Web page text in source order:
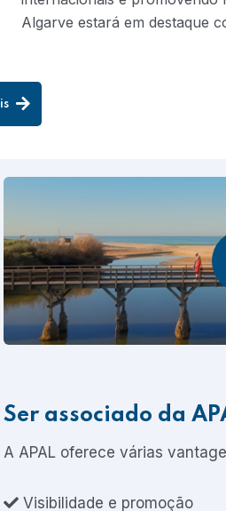
Algarve estará em destaque
Ser associado da
A APAL oferece várias
Visibilidade e promoção